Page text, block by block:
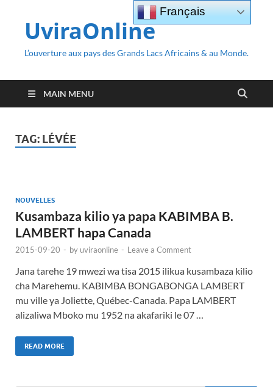
UviraOnline
L’ouverture aux pays des Grands Lacs Africains & au Monde.
MAIN MENU
TAG: LÉVÉE
NOUVELLES
Kusambaza kilio ya papa KABIMBA B.
LAMBERT hapa Canada
2015-09-20 - byuviraonline - Leave a Comment
Jana tarehe 19 mwezi wa tisa 2015 ilikua kusambaza kilio
cha Marehemu. KABIMBA BONGABONGA LAMBERT
mu ville ya Joliette, Québec-Canada. Papa LAMBERT
alizaliwa Mboko mu 1952 na akafariki le 07 …
READ MORE
Français